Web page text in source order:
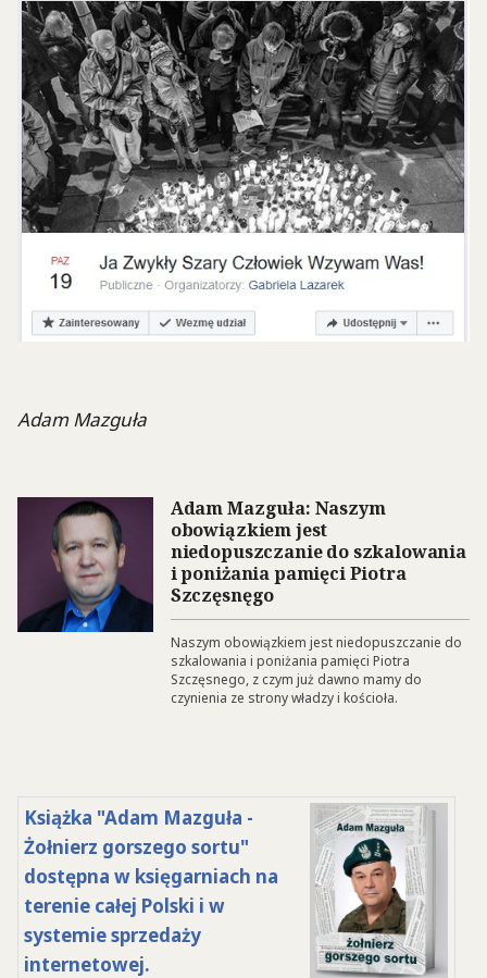
Adam Mazguła
Adam Mazguła: Naszym
obowiązkiem jest
niedopuszczanie do szkalowania
i poniżania pamięci Piotra
Szczęsnęgo
Naszym obowiązkiem jest niedopuszczanie do
szkalowania i poniżania pamięci Piotra
Szczęsnego, z czym już dawno mamy do
czynienia ze strony władzy i kościoła.
Książka "Adam Mazguła -
Żołnierz gorszego sortu"
dostępna w księgarniach na
terenie całej Polski i w
systemie sprzedaży
internetowej.